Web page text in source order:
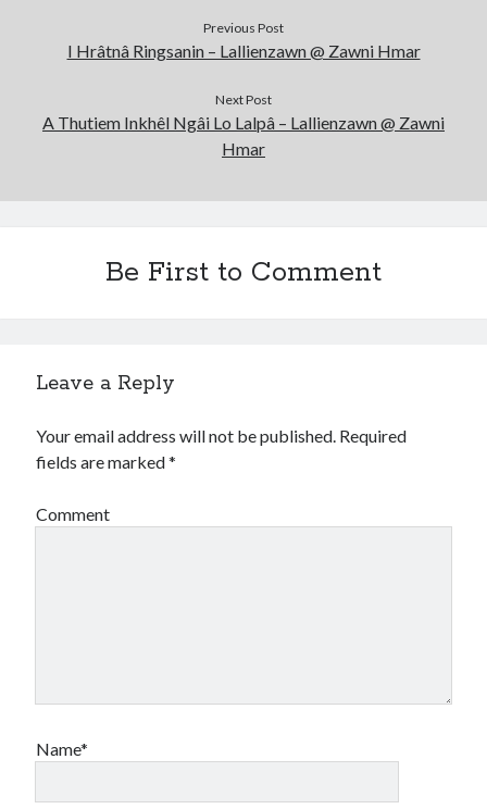
Previous Post
I Hrâtnâ Ringsanin – Lallienzawn @ Zawni Hmar
Next Post
A Thutiem Inkhêl Ngâi Lo Lalpâ – Lallienzawn @ Zawni
Hmar
Be First to Comment
Leave a Reply
Your email address will not be published. Required
fields are marked*
Comment
Name*